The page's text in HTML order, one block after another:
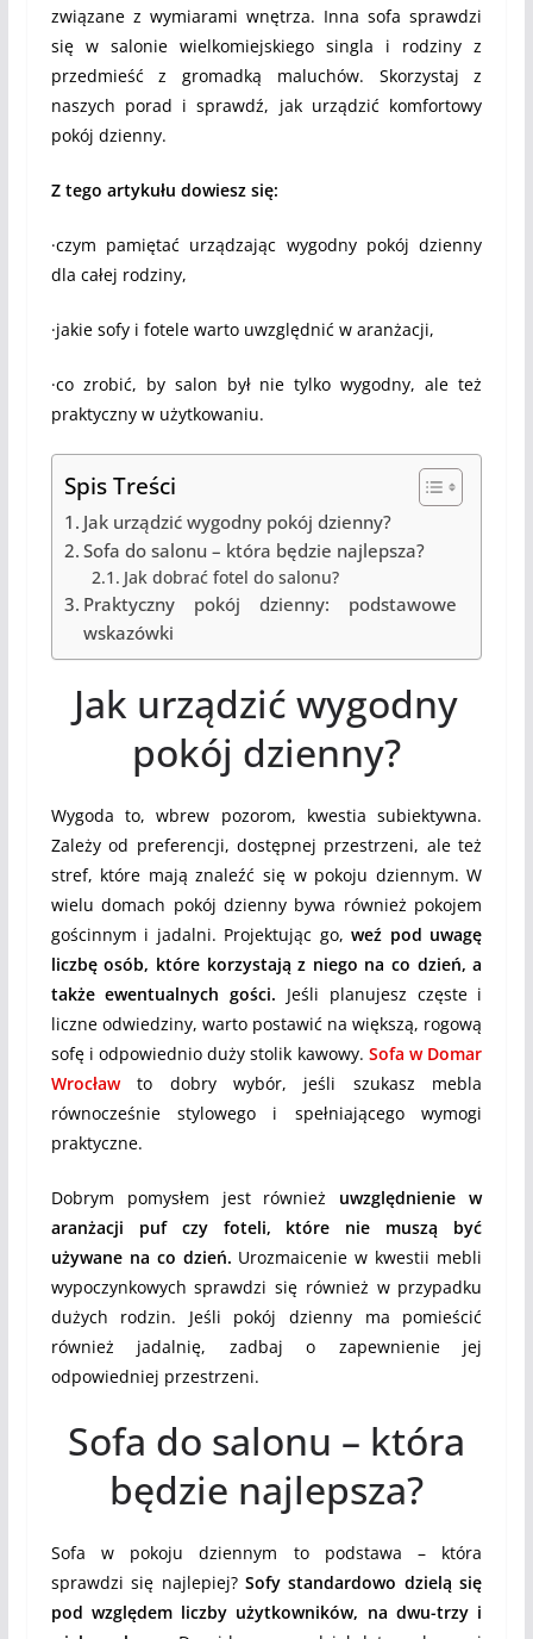
związane z wymiarami wnętrza. Inna sofa sprawdzi
się w salonie wielkomiejskiego singla i rodziny z
przedmieść z gromadką maluchów. Skorzystaj z
naszych porad i sprawdź, jak urządzić komfortowy
pokój dzienny.
Z tego artykułu dowiesz się:
·czym pamiętać urządzając wygodny pokój dzienny
dla całej rodziny,
·jakie sofy i fotele warto uwzględnić w aranżacji,
·co zrobić, by salon był nie tylko wygodny, ale też
praktyczny w użytkowaniu.
Spis Treści
Jak urządzić wygodny pokój dzienny?
Sofa do salonu – która będzie najlepsza?
Jak dobrać fotel do salonu?
Praktyczny pokój dzienny: podstawowe
wskazówki
Jak urządzić wygodny
pokój dzienny?
Wygoda to, wbrew pozorom, kwestia subiektywna.
Zależy od preferencji, dostępnej przestrzeni, ale też
stref, które mają znaleźć się w pokoju dziennym. W
wielu domach pokój dzienny bywa również pokojem
gościnnym i jadalni. Projektując go, weź pod uwagę
liczbę osób, które korzystają z niego na co dzień, a
także ewentualnych gości. Jeśli planujesz częste i
liczne odwiedziny, warto postawić na większą, rogową
sofę i odpowiednio duży stolik kawowy. Sofa w Domar
Wrocławto dobry wybór, jeśli szukasz mebla
równocześnie stylowego i spełniającego wymogi
praktyczne.
Dobrym pomysłem jest również uwzględnienie w
aranżacji puf czy foteli, które nie muszą być
używane na co dzień. Urozmaicenie w kwestii mebli
wypoczynkowych sprawdzi się również w przypadku
dużych rodzin. Jeśli pokój dzienny ma pomieścić
również jadalnię, zadbaj o zapewnienie jej
odpowiedniej przestrzeni.
Sofa do salonu – która
będzie najlepsza?
Sofa w pokoju dziennym to podstawa – która
sprawdzi się najlepiej? Sofy standardowo dzielą się
pod względem liczby użytkowników, na dwu-trzy i